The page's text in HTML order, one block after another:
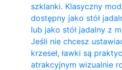
szklanki. Klasyczny
dostępny jako stół
lub jako stół jadalny z
Jeśli nie chcesz
krzeseł, ławki są
atrakcyjnym wizualnie